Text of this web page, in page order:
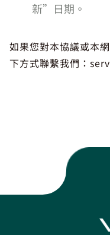
新”日期。
如果您對本協議或本
下方式聯繫我們：